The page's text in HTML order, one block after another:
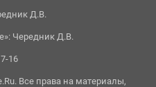
Д.В.
Чередник Д.В.
16
Все права на материалы,